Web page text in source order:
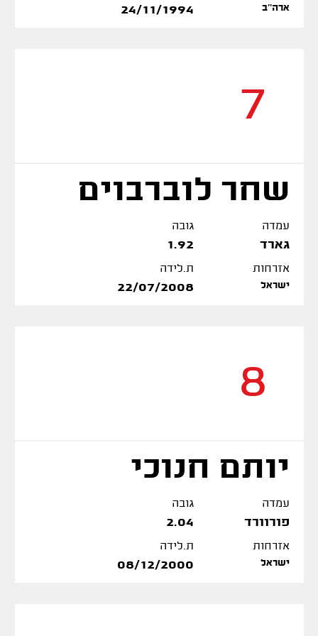
ארה''ב 24/11/1994
7
שחר לוברבוים
עמדה
גארד
גובה
1.92
אזרחות
ישראל
ת.לידה
22/07/2008
8
יותם חנוכי
עמדה
פורוורד
גובה
2.04
אזרחות
ישראל
ת.לידה
08/12/2000